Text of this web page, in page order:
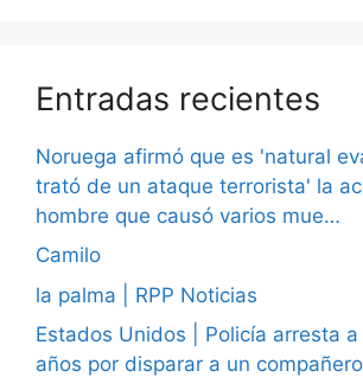
Entradas recientes
Noruega afirmó que es 'natural
trató de un ataque terrorista' la
hombre que causó varios mue…
Camilo
la palma | RPP Noticias
Estados Unidos | Policía arresta
años por disparar a un